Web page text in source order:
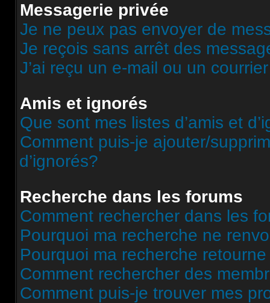
Messagerie privée
Je ne peux pas envoyer de
Je reçois sans arrêt des
J’ai reçu un e-mail ou un
Amis et ignorés
Que sont mes listes d’amis et
Comment puis-je ajouter/
d’ignorés?
Recherche dans les forums
Comment rechercher dans les
Pourquoi ma recherche ne
Pourquoi ma recherche
Comment rechercher des
Comment puis-je trouver mes